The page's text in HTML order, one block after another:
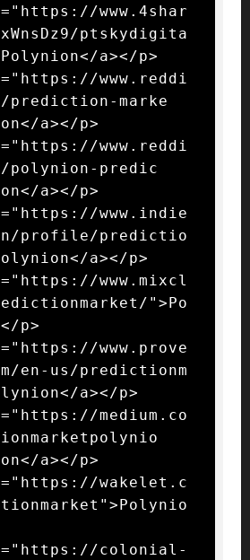
www.4shar
ptskydigita
a></p>
www.reddi
prediction-marke
a></p>
www.reddi
polynion-predic
a></p>
www.indie
en/profile/predictio
a></p>
www.mixcl
">Po
p>
www.prove
en-us/predictionm
a></p>
medium.co
a></p>
wakelet.c
colonial-